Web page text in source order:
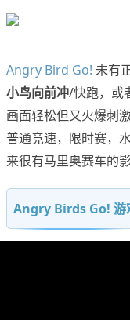
Angry Bird Go! 未有
小鸟向前冲/快跑，或
画面轻松但又火爆刺
普通竞速，限时赛，
来很有马里奥赛车的影
Angry Birds Go! 游